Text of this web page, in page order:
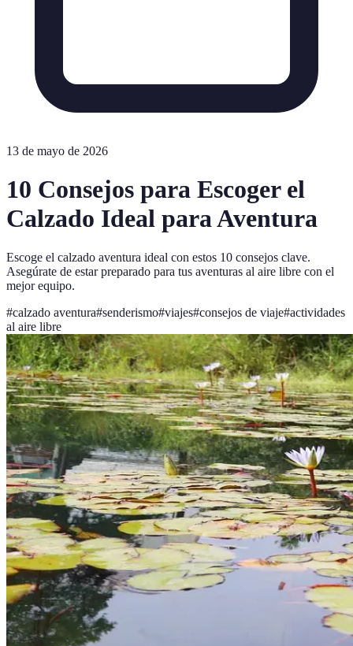
13 de mayo de 2026
10 Consejos para Escoger el
Calzado Ideal para Aventura
Escoge el calzado aventura ideal con estos 10 consejos clave.
Asegúrate de estar preparado para tus aventuras al aire libre con el
mejor equipo.
#calzado aventura#senderismo#viajes#consejos de viaje#actividades
al aire libre